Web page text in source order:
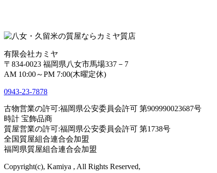
有限会社カミヤ
〒834-0023 福岡県八女市馬場337－7
AM 10:00～PM 7:00(木曜定休)
0943-23-7878
古物営業の許可:福岡県公安委員会許可 第909990023687号
時計 宝飾品商
質屋営業の許可:福岡県公安委員会許可 第1738号
全国質屋組合連合会加盟
福岡県質屋組合連合会加盟
Copyright(c), Kamiya , All Rights Reserved,